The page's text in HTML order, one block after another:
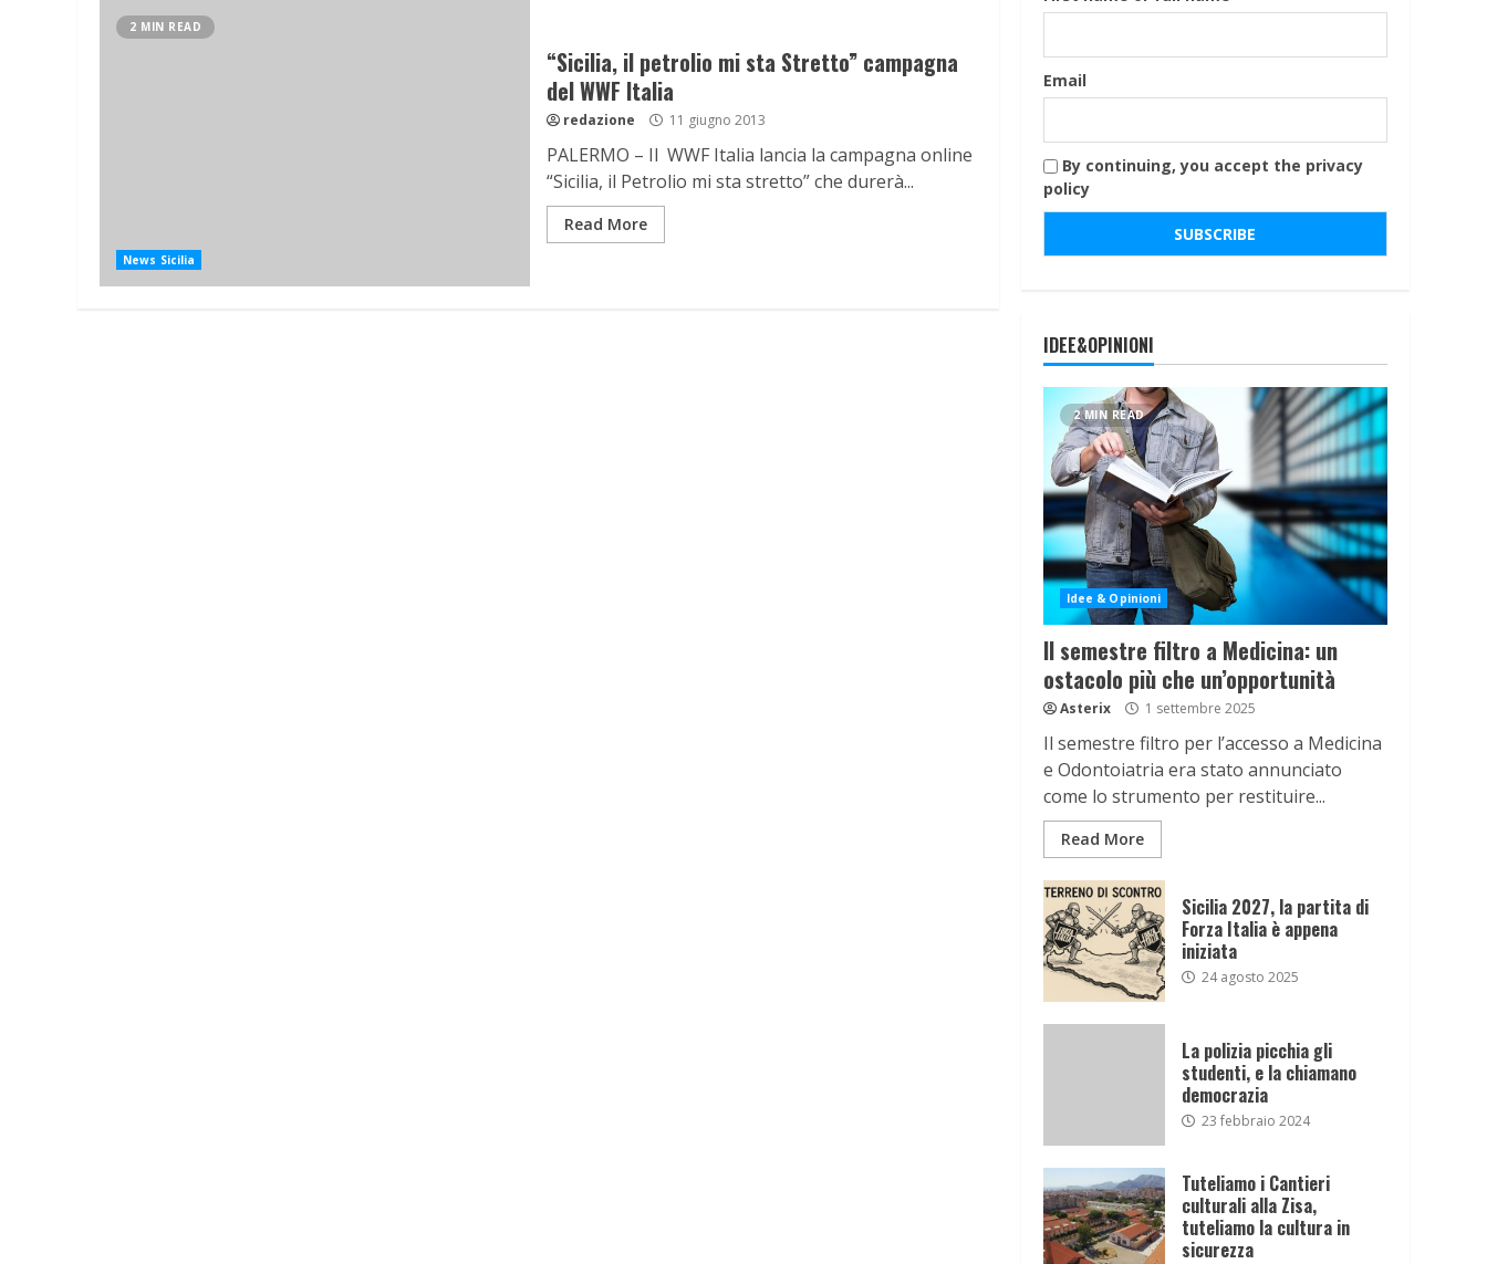
2 MIN READ
News Sicilia
“Sicilia, il petrolio mi sta Stretto” campagna
del WWF Italia
redazione 11 giugno 2013
PALERMO – Il WWF Italia lancia la campagna online
“Sicilia, il Petrolio mi sta stretto” che durerà...
Read More
Email
By continuing, you accept the privacy
policy
IDEE&OPINIONI
2 MIN READ
Idee & Opinioni
Il semestre filtro a Medicina: un
ostacolo più che un’opportunità
Asterix 1 settembre 2025
Il semestre filtro per l’accesso a Medicina
e Odontoiatria era stato annunciato
come lo strumento per restituire...
Read More
Sicilia 2027, la partita di
Forza Italia è appena
iniziata
24 agosto 2025
La polizia picchia gli
studenti, e la chiamano
democrazia
23 febbraio 2024
Tuteliamo i Cantieri
culturali alla Zisa,
tuteliamo la cultura in
sicurezza